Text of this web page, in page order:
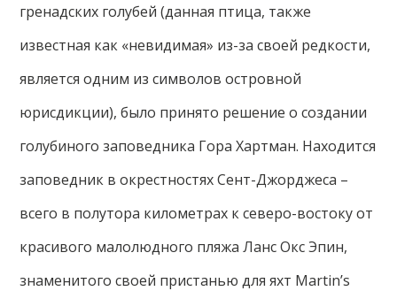
гренадских голубей (данная птица, также
известная как «невидимая» из-за своей редкости,
является одним из символов островной
юрисдикции), было принято решение о создании
голубиного заповедника Гора Хартман. Находится
заповедник в окрестностях Сент-Джорджеса –
всего в полутора километрах к северо-востоку от
красивого малолюдного пляжа Ланс Окс Эпин,
знаменитого своей пристанью для яхт Martin’s